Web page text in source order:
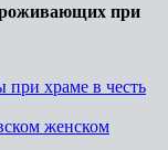
при
при храме в честь
женском